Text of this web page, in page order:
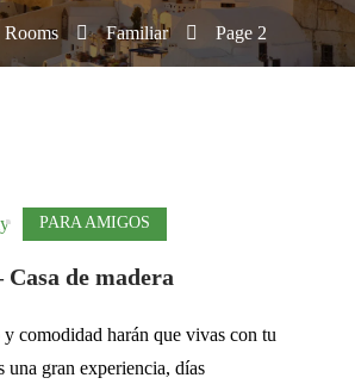
Rooms Familiar Page 2
de madera
PARA AMIGOS
y comodidad harán que vivas con tu
una gran experiencia, días